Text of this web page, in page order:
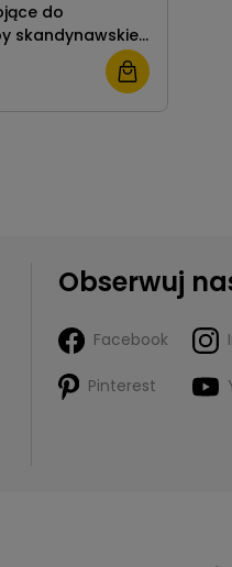
do
skandynawskie
ramie BD
Obserwuj
Facebook
Pinterest